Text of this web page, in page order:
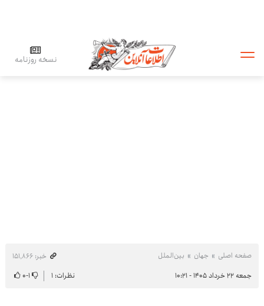
نسخه روزنامه
صفحه اصلی جهان بین‌الملل
خبر: ۱۵۱٬۸۶۶
جمعه ۲۲ خرداد ۱۴۰۵ - ۱۰:۲۱
نظرات: ۱ ۱-۰